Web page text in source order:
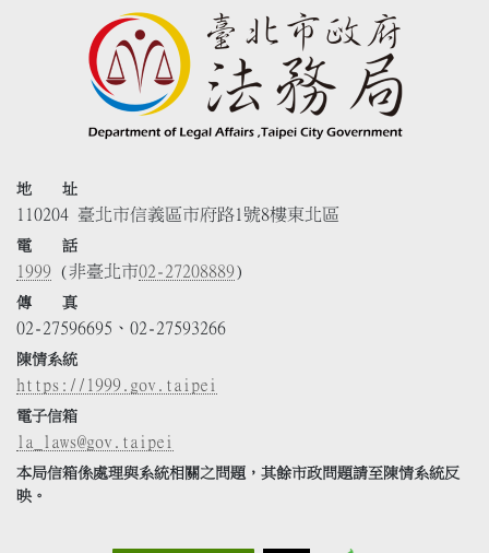
地 址
110204 臺北市信義區市府路1號8樓東北區
電 話
1999 (非臺北市02-27208889)
傳 真
02-27596695、02-27593266
陳情系統
https://1999.gov.taipei
電子信箱
la_laws@gov.taipei
本局信箱係處理與系統相關之問題，其餘市政問題請至陳情系統反
映。